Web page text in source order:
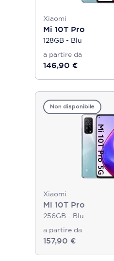
Xiaomi
Mi 10T Pro
128GB - Blu
a partire da
146,90 €
Non disponibile
Xiaomi
Mi 10T Pro
256GB - Blu
a partire da
157,90 €